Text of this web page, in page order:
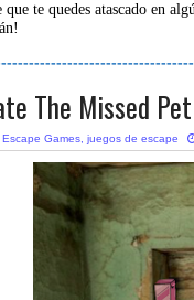
que te quedes atascado en
The Missed Pet
Escape Games juegos de escape